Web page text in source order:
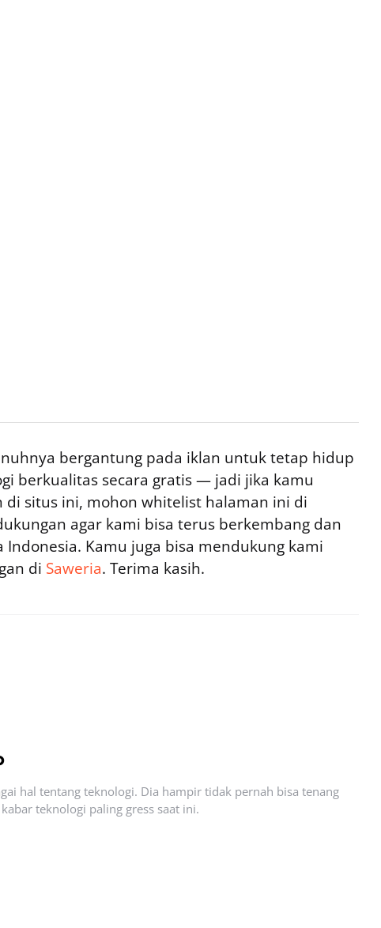
bergantung pada iklan untuk tetap hidup
berkualitas secara gratis — jadi jika kamu
situs ini, mohon whitelist halaman ini di
agar kami bisa terus berkembang dan
Kamu juga bisa mendukung kami
di Saweria. Terima kasih.
hal tentang teknologi. Dia hampir tidak pernah bisa tenang
teknologi paling gress saat ini.